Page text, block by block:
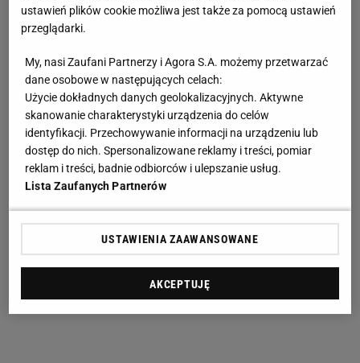
ustawień plików cookie możliwa jest także za pomocą ustawień
przeglądarki.
My, nasi Zaufani Partnerzy i Agora S.A. możemy przetwarzać
dane osobowe w następujących celach:
Użycie dokładnych danych geolokalizacyjnych. Aktywne
skanowanie charakterystyki urządzenia do celów
identyfikacji. Przechowywanie informacji na urządzeniu lub
dostęp do nich. Spersonalizowane reklamy i treści, pomiar
reklam i treści, badnie odbiorców i ulepszanie usług.
Lista Zaufanych Partnerów
USTAWIENIA ZAAWANSOWANE
AKCEPTUJĘ